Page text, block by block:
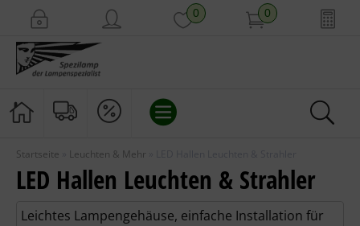
0 0
ALLGEBRAUCH
Startseite Leuchten & Mehr
LED Hallen Leuchten & Strahler
Leichtes Lampengehäuse, einfache Installation für